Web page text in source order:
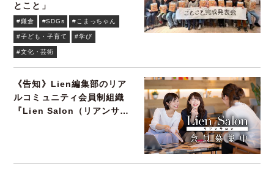
とこと」
#鎌倉 #SDGs #こまっちゃん
#子ども・子育て #学び
#文化・芸術
《告知》Lien編集部のリア
ルコミュニティ会員制組織
『Lien Salon（リアンサロ